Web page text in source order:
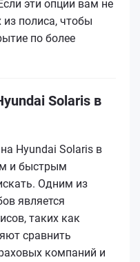
эти опции вам не
полиса, чтобы
по более
Solaris в
Hyundai Solaris в
и быстрым
Одним из
является
таких как
сравнить
компаний и